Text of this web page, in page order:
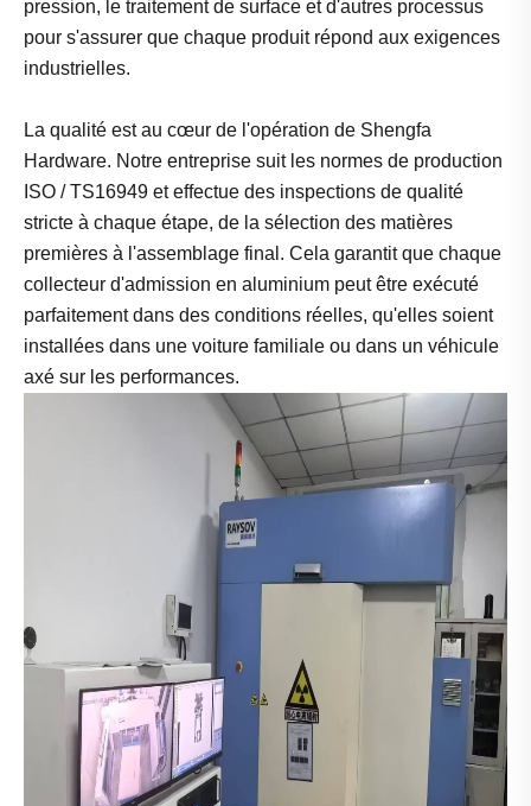
pression, le traitement de surface et d'autres processus
pour s'assurer que chaque produit répond aux exigences
industrielles.
La qualité est au cœur de l'opération de Shengfa
Hardware. Notre entreprise suit les normes de production
ISO / TS16949 et effectue des inspections de qualité
stricte à chaque étape, de la sélection des matières
premières à l'assemblage final. Cela garantit que chaque
collecteur d'admission en aluminium peut être exécuté
parfaitement dans des conditions réelles, qu'elles soient
installées dans une voiture familiale ou dans un véhicule
axé sur les performances.